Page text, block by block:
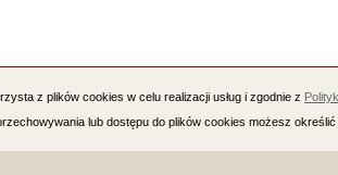
z plików cookies w celu realizacji usług i zgodnie z
lub dostępu do plików cookies możesz